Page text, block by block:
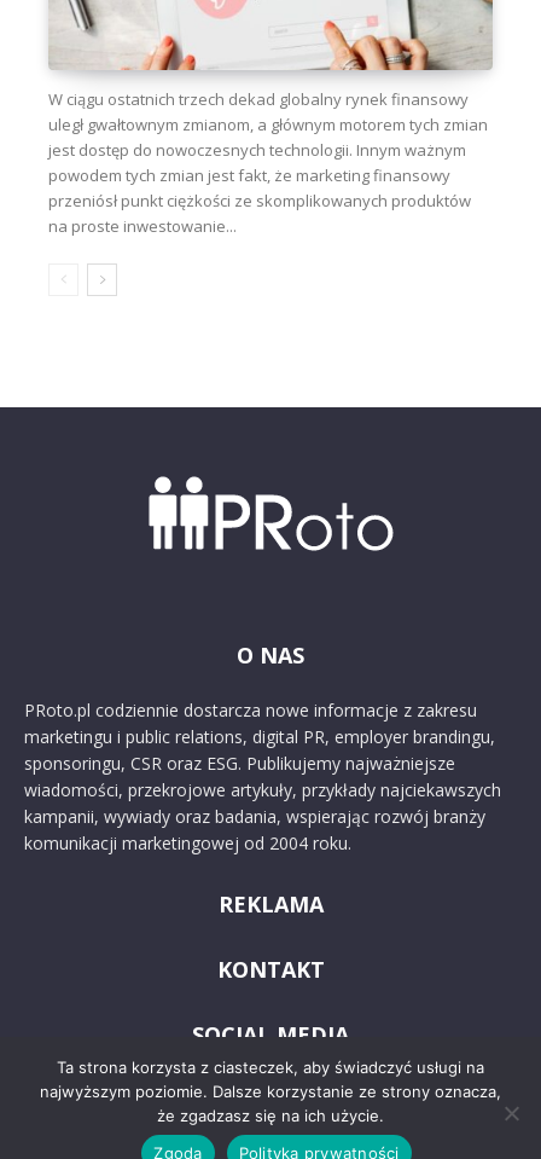
W ciągu ostatnich trzech dekad globalny rynek finansowy
uległ gwałtownym zmianom, a głównym motorem tych zmian
jest dostęp do nowoczesnych technologii. Innym ważnym
powodem tych zmian jest fakt, że marketing finansowy
przeniósł punkt ciężkości ze skomplikowanych produktów
na proste inwestowanie...
O NAS
PRoto.pl codziennie dostarcza nowe informacje z zakresu
marketingu i public relations, digital PR, employer brandingu,
sponsoringu, CSR oraz ESG. Publikujemy najważniejsze
wiadomości, przekrojowe artykuły, przykłady najciekawszych
kampanii, wywiady oraz badania, wspierając rozwój branży
komunikacji marketingowej od 2004 roku.
REKLAMA
KONTAKT
SOCIAL MEDIA
Ta strona korzysta z ciasteczek, aby świadczyć usługi na
najwyższym poziomie. Dalsze korzystanie ze strony oznacza,
że zgadzasz się na ich użycie.
Zgoda
Polityka prywatności